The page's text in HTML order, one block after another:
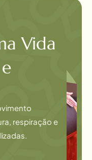
Vida
respiração e